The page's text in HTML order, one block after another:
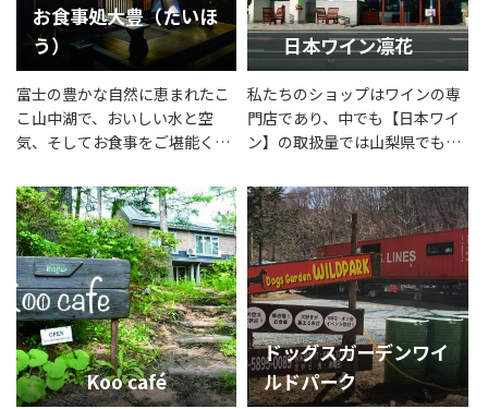
お食事処大豊（たいほ
う）
富士の豊かな自然に恵まれたこ
こ山中湖で、おいしい水と空
気、そしてお食事をご堪能くだ
日本ワイン凛花
私たちのショップはワインの専
門店であり、中でも【日本ワイ
ン】の取扱量では山梨県でもト
す。日本ワイン生産量NO.１の
山梨において、産地に根付いた
ワインショップとして、県内有
数の品揃えで生産者とお客様の
出会いをお手伝いいたします。
Koo café
ドッグスガーデンワイ
ルドパーク